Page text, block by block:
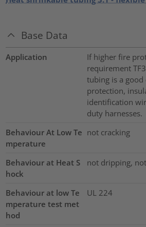
Base Data
Application
If higher fire
requirement
tubing is a good
protection,
identification
duty harnesses.
Behaviour At Low Te
mperature
not cracking
Behaviour at Heat S
hock
not dripping,
Behaviour at low Te
mperature test met
hod
UL 224